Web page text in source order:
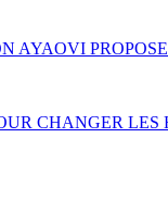
CHANGER